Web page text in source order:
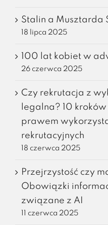
Stalin a Musztarda
18 lipca 2025
100 lat kobiet w
26 czerwca 2025
Czy rekrutacja z
legalna? 10
prawem
rekrutacyjnych
18 czerwca 2025
Przejrzystość czy
Obowiązki
związane z AI
11 czerwca 2025